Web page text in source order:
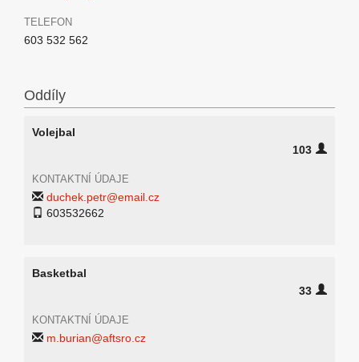
TELEFON
603 532 562
Oddíly
Volejbal
103
KONTAKTNÍ ÚDAJE
duchek.petr@email.cz
603532662
Basketbal
33
KONTAKTNÍ ÚDAJE
m.burian@aftsro.cz